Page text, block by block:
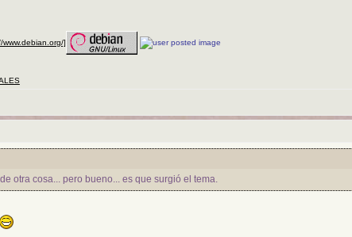
www.debian.org/]
otra cosa... pero bueno... es que surgió el tema.